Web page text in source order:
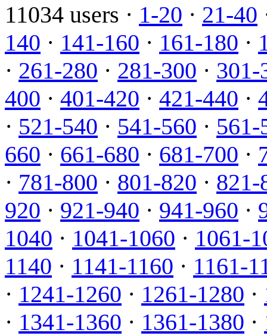
11034 users · 1-20 · 21-40
140 · 141-160 · 161-180 ·
· 261-280 · 281-300 · 301-
400 · 401-420 · 421-440 ·
· 521-540 · 541-560 · 561-
660 · 661-680 · 681-700 ·
· 781-800 · 801-820 · 821-
920 · 921-940 · 941-960 ·
1040 · 1041-1060 · 1061-
1140 · 1141-1160 · 1161-
· 1241-1260 · 1261-1280 ·
· 1341-1360 · 1361-1380 ·